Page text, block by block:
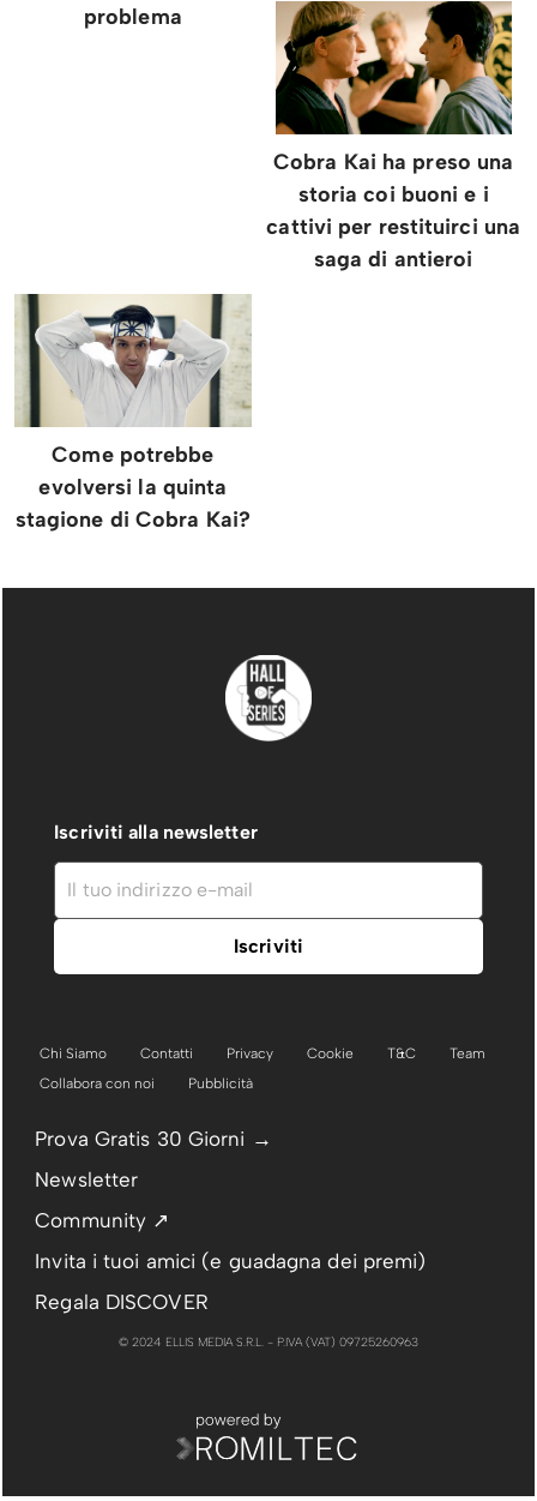
problema
Cobra Kai ha preso una
storia coi buoni e i
cattivi per restituirci una
saga di antieroi
Come potrebbe
evolversi la quinta
stagione di Cobra Kai?
Iscriviti alla newsletter
Chi Siamo Contatti Privacy Cookie T&C
Team
Collabora con noi
Pubblicità
Prova Gratis 30 Giorni →
Newsletter
Community ↗
Invita i tuoi amici (e guadagna dei premi)
Regala DISCOVER
© 2024 ELLIS MEDIA S.R.L. - P.IVA (VAT) 09725260963